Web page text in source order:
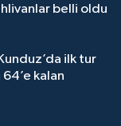
belli oldu
ilk tur
kalan